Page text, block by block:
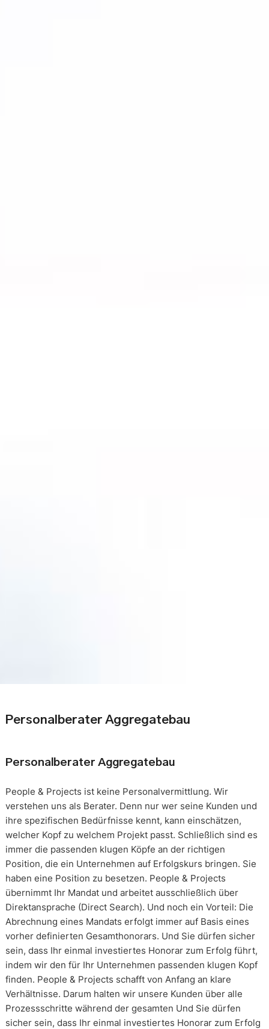
Personalberater Aggregatebau
Personalberater Aggregatebau
People & Projects ist keine Personalvermittlung. Wir
verstehen uns als Berater. Denn nur wer seine Kunden und
ihre spezifischen Bedürfnisse kennt, kann einschätzen,
welcher Kopf zu welchem Projekt passt. Schließlich sind es
immer die passenden klugen Köpfe an der richtigen
Position, die ein Unternehmen auf Erfolgskurs bringen. Sie
haben eine Position zu besetzen. People & Projects
übernimmt Ihr Mandat und arbeitet ausschließlich über
Direktansprache (Direct Search). Und noch ein Vorteil: Die
Abrechnung eines Mandats erfolgt immer auf Basis eines
vorher definierten Gesamthonorars. Und Sie dürfen sicher
sein, dass Ihr einmal investiertes Honorar zum Erfolg führt,
indem wir den für Ihr Unternehmen passenden klugen Kopf
finden. People & Projects schafft von Anfang an klare
Verhältnisse. Darum halten wir unsere Kunden über alle
Prozessschritte während der gesamten Und Sie dürfen
sicher sein, dass Ihr einmal investiertes Honorar zum Erfolg